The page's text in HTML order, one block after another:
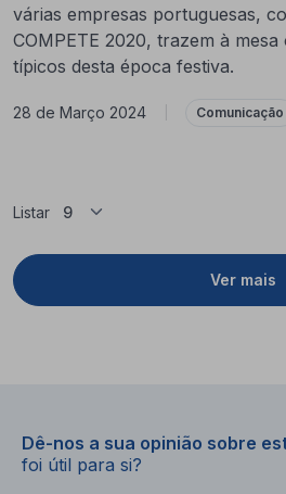
várias empresas portuguesas,
COMPETE 2020, trazem à mesa
típicos desta época festiva.
28 de Março 2024 Comunicação
Listar
Ver mais
Dê-nos a sua opinião sobre
foi útil para si?